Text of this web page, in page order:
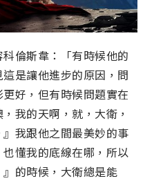
倫斯韋：「有時候他的
是讓他進步的原因，問
好，但有時候問題實在
我的天啊，就，大衛，
我跟他之間最美妙的事
懂我的底線在哪，所以
的時候，大衛總是能